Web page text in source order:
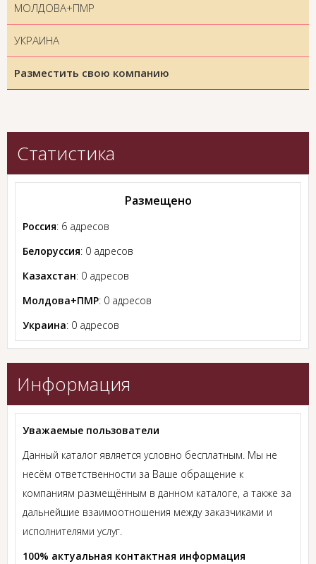
МОЛДОВА+ПМР
УКРАИНА
Разместить свою компанию
Статистика
Размещено
Россия: 6 адресов
Белоруссия: 0 адресов
Казахстан: 0 адресов
Молдова+ПМР: 0 адресов
Украина: 0 адресов
Информация
Уважаемые пользователи
Данный каталог является условно бесплатным. Мы не
несём ответственности за Ваше обращение к
компаниям размещённым в данном каталоге, а также за
дальнейшие взаимоотношения между заказчиками и
исполнителями услуг.
100% актуальная контактная информация